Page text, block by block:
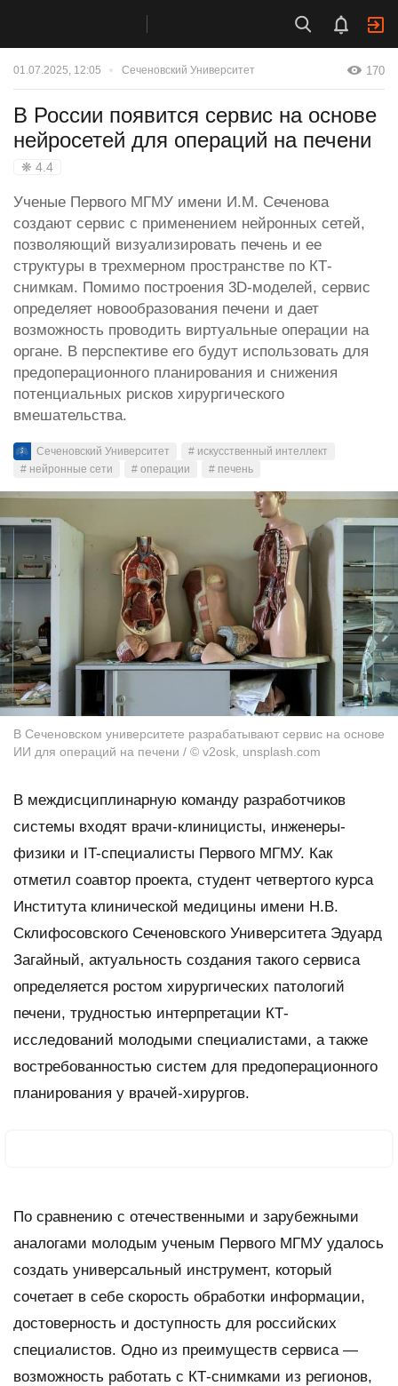
01.07.2025, 12:05 Сеченовский Университет 170
В России появится сервис на основе
нейросетей для операций на печени
❋ 4.4
Ученые Первого МГМУ имени И.М. Сеченова
создают сервис с применением нейронных сетей,
позволяющий визуализировать печень и ее
структуры в трехмерном пространстве по КТ-
снимкам. Помимо построения 3D-моделей, сервис
определяет новообразования печени и дает
возможность проводить виртуальные операции на
органе. В перспективе его будут использовать для
предоперационного планирования и снижения
потенциальных рисков хирургического
вмешательства.
Сеченовский Университет
# искусственный интеллект
# нейронные сети
# операции # печень
В Сеченовском университете разрабатывают сервис на основе
ИИ для операций на печени / © v2osk, unsplash.com
В междисциплинарную команду разработчиков
системы входят врачи-клиницисты, инженеры-
физики и IT-специалисты Первого МГМУ. Как
отметил соавтор проекта, студент четвертого курса
Института клинической медицины имени Н.В.
Склифосовского Сеченовского Университета Эдуард
Загайный, актуальность создания такого сервиса
определяется ростом хирургических патологий
печени, трудностью интерпретации КТ-
исследований молодыми специалистами, а также
востребованностью систем для предоперационного
планирования у врачей-хирургов.
По сравнению с отечественными и зарубежными
аналогами молодым ученым Первого МГМУ удалось
создать универсальный инструмент, который
сочетает в себе скорость обработки информации,
достоверность и доступность для российских
специалистов. Одно из преимуществ сервиса —
возможность работать с КТ-снимками из регионов,